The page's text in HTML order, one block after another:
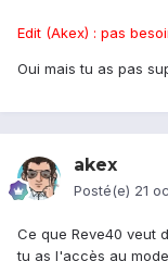
Edit (Akex) : pas
Oui mais tu as pas
akex
Posté(e) 21
Ce que Reve40 veut
tu as l'accès au